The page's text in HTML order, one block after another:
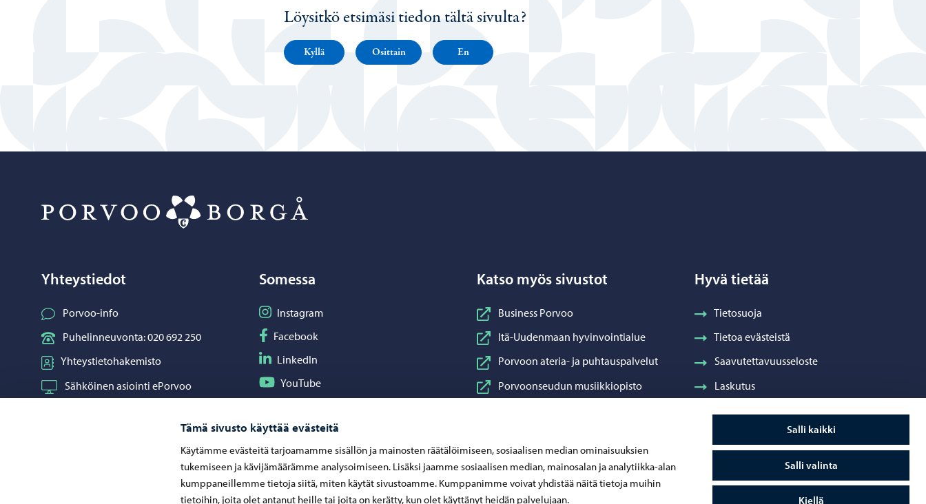
Tämä sivusto käyttää evästeitä
Käytämme evästeitä tarjoamamme sisällön ja mainosten räätälöimiseen, sosiaalisen median ominaisuuksien
tukemiseen ja kävijämäärämme analysoimiseen. Lisäksi jaamme sosiaalisen median, mainosalan ja analytiikka-alan
kumppaneillemme tietoja siitä, miten käytät sivustoamme. Kumppanimme voivat yhdistää näitä tietoja muihin
tietoihin, joita olet antanut heille tai joita on kerätty, kun olet käyttänyt heidän palvelujaan.
Salli kaikki
Salli valinta
Kiellä
Löysitkö etsimäsi tiedon tältä sivulta?
Kyllä Osittain En
Yhteystiedot
Porvoo-info
Puhelinneuvonta: 020 692 250
Yhteystietohakemisto
Sähköinen asiointi ePorvoo
Somessa
Seuraa Instagram
Instagram
Seuraa Facebook
Facebook
Seuraa LinkedIn
LinkedIn
Seuraa YouTube
YouTube
Katso myös sivustot
Business Porvoo
Itä-Uudenmaan hyvinvointialue
Porvoon ateria- ja puhtauspalvelut
Porvoonseudun musiikkiopisto
Taidetehdas
Visit Porvoo
Hyvä tietää
Tietosuoja
Tietoa evästeistä
Saavutettavuusseloste
Laskutus